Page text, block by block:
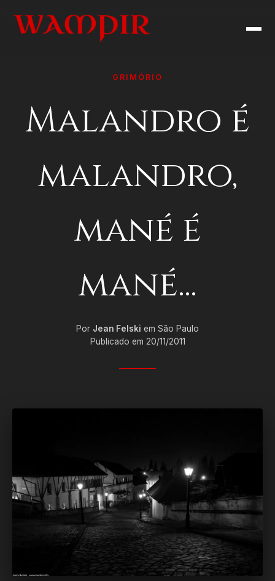
GRIMÓRIO
Malandro é
malandro,
mané é
mané...
Por Jean Felski em São Paulo
Publicado em 20/11/2011